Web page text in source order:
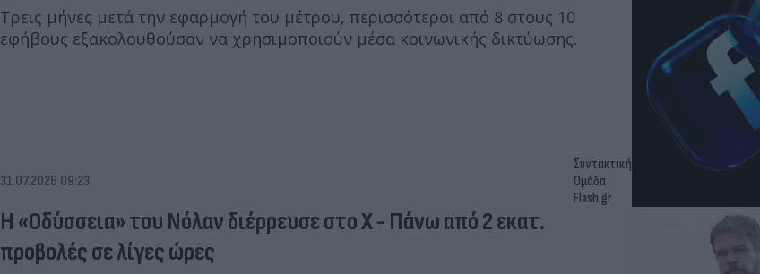
Τρεις μήνες μετά την εφαρμογή του μέτρου, περισσότεροι από 8 στους 10
εφήβους εξακολουθούσαν να χρησιμοποιούν μέσα κοινωνικής δικτύωσης.
31.07.2026 09:23
Συντακτική
Ομάδα
Flash.gr
Η «Οδύσσεια» του Νόλαν διέρρευσε στο X - Πάνω από 2 εκατ.
προβολές σε λίγες ώρες